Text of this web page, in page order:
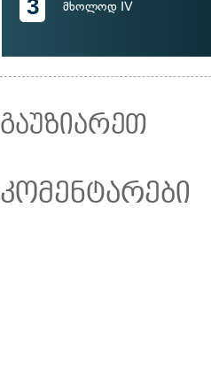
3 მხოლოდ IV
გაუზიარეთ
კომენტარები